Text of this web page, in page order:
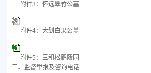
附件3：怀远翠竹公墓
附件4：大划白果公墓
附件5：三和松鹤陵园
三、监督举报及咨询电话